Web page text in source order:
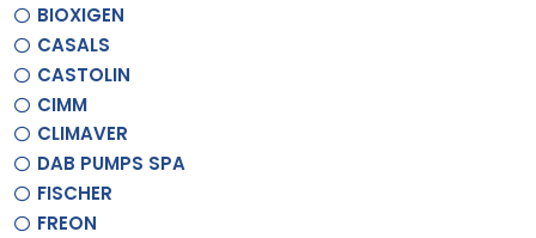
BIOXIGEN
CASALS
CASTOLIN
CIMM
CLIMAVER
DAB PUMPS SPA
FISCHER
FREON